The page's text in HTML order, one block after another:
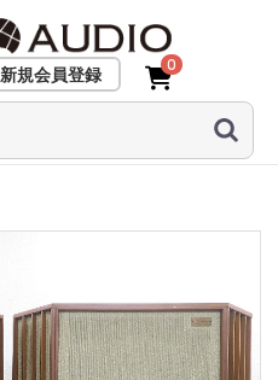
新規会員登録
0